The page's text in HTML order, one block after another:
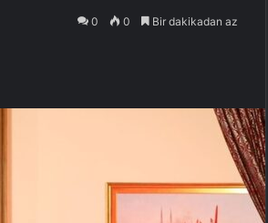
0 0 Bir dakikadan az